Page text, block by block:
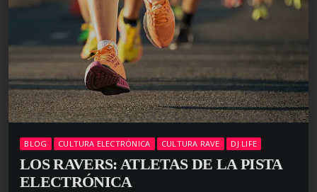
BLOG CULTURA ELECTRÓNICA CULTURA RAVE DJ LIFE
LOS RAVERS: ATLETAS DE LA PISTA
ELECTRÓNICA